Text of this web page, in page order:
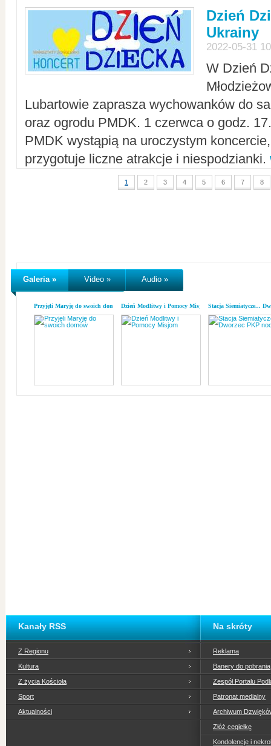
Dzień
Ukrainy
2022-05-31
W Dzień
Lubartowie zaprasza wychowanków do
oraz ogrodu PMDK. 1 czerwca o godz.
PMDK wystąpią na uroczystym
przygotuje liczne atrakcje i niespodzianki.
1 2 3 4 5 6 7 8
Galeria » Video » Audio »
Przyjęli Maryję do swoich domówDzień Modlitwy i Pomocy MisjomStacja Siemiatycze...
Kanały RSS
Z Regionu
Kultura
Z życia Kościoła
Sport
Aktualności
Na skróty
Reklama
Banery do pobrania
Zespół Portalu
Patronat medialny
Archiwum
Złóż cegiełkę
Kondolencje i